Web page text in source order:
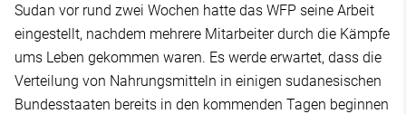
Sudan vor rund zwei Wochen hatte das WFP seine Arbeit
eingestellt, nachdem mehrere Mitarbeiter durch die Kämpfe
ums Leben gekommen waren. Es werde erwartet, dass die
Verteilung von Nahrungsmitteln in einigen sudanesischen
Bundesstaaten bereits in den kommenden Tagen beginnen